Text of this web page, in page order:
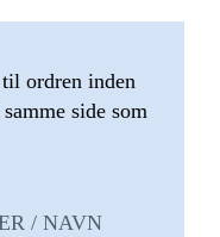
ordren inden
side som
/ NAVN